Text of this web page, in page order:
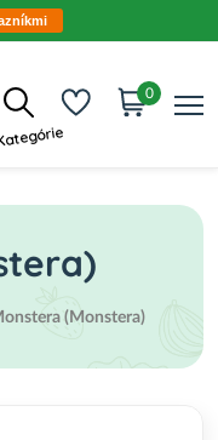
0
(Monstera)